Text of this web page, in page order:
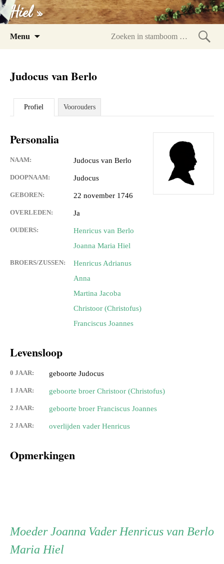
Hiel »
Menu
Judocus van Berlo
Profiel Voorouders
Personalia
NAAM: Judocus van Berlo
DOOPNAAM: Judocus
GEBOREN: 22 november 1746
OVERLEDEN: Ja
OUDERS:
Henricus van Berlo
Joanna Maria Hiel
BROERS/ZUSSEN:
Henricus Adrianus
Anna
Martina Jacoba
Christoor (Christofus)
Franciscus Joannes
Levensloop
0 JAAR: geboorte Judocus
1 JAAR: geboorte broer Christoor (Christofus)
2 JAAR: geboorte broer Franciscus Joannes
2 JAAR: overlijden vader Henricus
Opmerkingen
PersoonVader Vader
Henricus van Berlo
MoederMoeder
Joanna
Maria Hiel